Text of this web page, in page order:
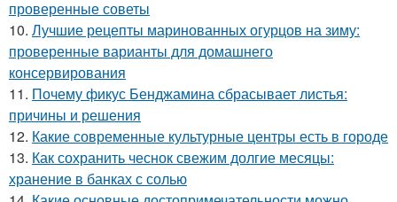
проверенные советы
10. Лучшие рецепты маринованных огурцов на зиму:
проверенные варианты для домашнего
консервирования
11. Почему фикус Бенджамина сбрасывает листья:
причины и решения
12. Какие современные культурные центры есть в городе
13. Как сохранить чеснок свежим долгие месяцы:
хранение в банках с солью